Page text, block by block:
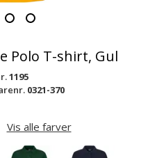
Polo T-shirt, Gul
1195
0321-370
Vis alle farver